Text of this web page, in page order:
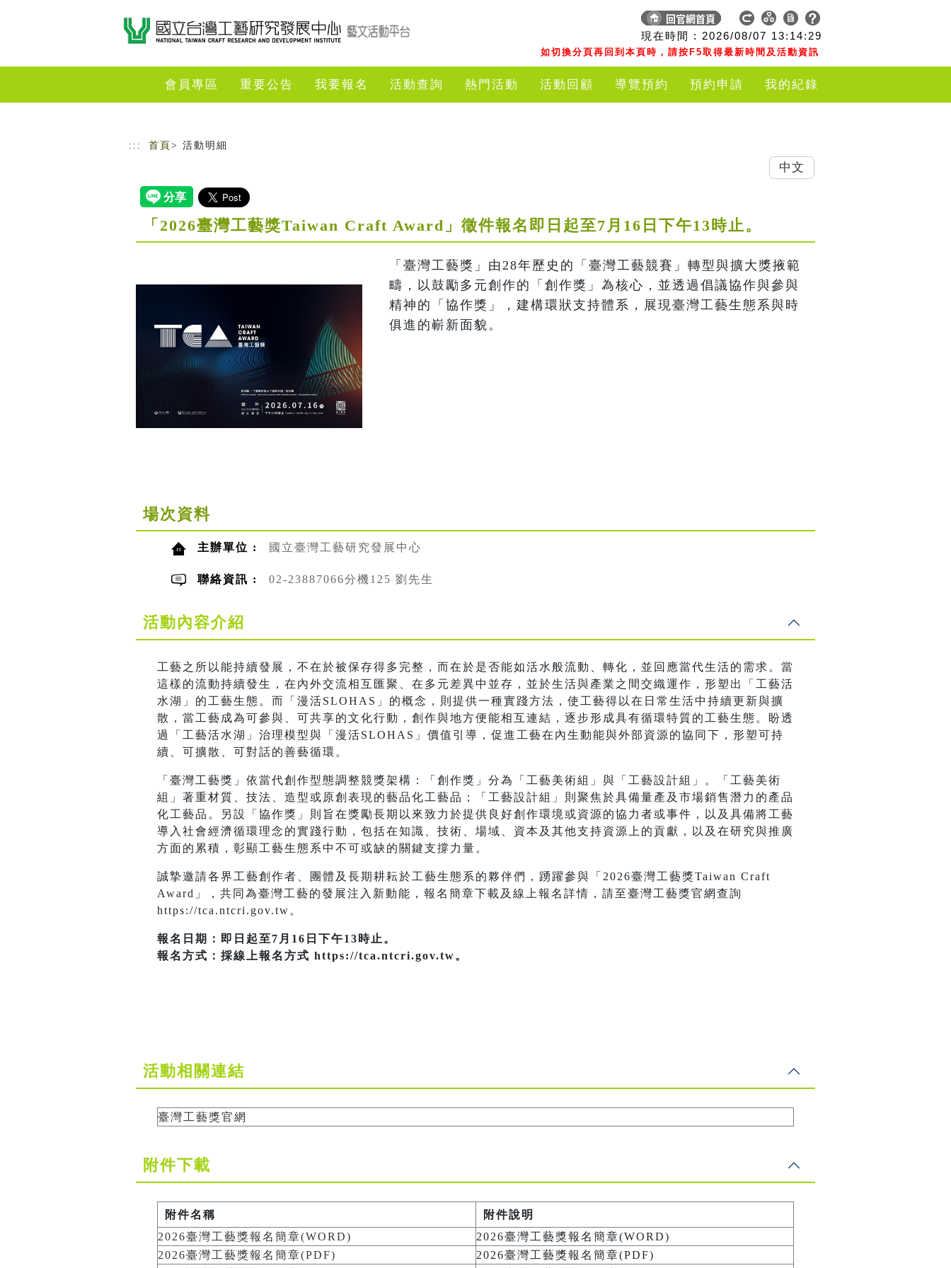
現在時間 : 2026/08/07 13:14:29
如切換分頁再回到本頁時，請按F5取得最新時間及活動資訊
會員專區 重要公告 我要報名 活動查詢 熱門活動 活動回顧 導覽預約 預約申請 我的紀錄
::: 首頁 > 活動明細
「2026臺灣工藝獎Taiwan Craft Award」徵件報名即日起至7月16日下午13時止。
「臺灣工藝獎」由28年歷史的「臺灣工藝競賽」轉型與擴大獎掖範
疇，以鼓勵多元創作的「創作獎」為核心，並透過倡議協作與參與
精神的「協作獎」，建構環狀支持體系，展現臺灣工藝生態系與時
俱進的嶄新面貌。
場次資料
主辦單位 : 國立臺灣工藝研究發展中心
聯絡資訊 : 02-23887066分機125 劉先生
活動內容介紹
工藝之所以能持續發展，不在於被保存得多完整，而在於是否能如活水般流動、轉化，並回應當代生活的需求。當
這樣的流動持續發生，在內外交流相互匯聚、在多元差異中並存，並於生活與產業之間交織運作，形塑出「工藝活
水湖」的工藝生態。而「漫活SLOHAS」的概念，則提供一種實踐方法，使工藝得以在日常生活中持續更新與擴
散，當工藝成為可參與、可共享的文化行動，創作與地方便能相互連結，逐步形成具有循環特質的工藝生態。盼透
過「工藝活水湖」治理模型與「漫活SLOHAS」價值引導，促進工藝在內生動能與外部資源的協同下，形塑可持
續、可擴散、可對話的善藝循環。
「臺灣工藝獎」依當代創作型態調整競獎架構：「創作獎」分為「工藝美術組」與「工藝設計組」。「工藝美術
組」著重材質、技法、造型或原創表現的藝品化工藝品；「工藝設計組」則聚焦於具備量產及市場銷售潛力的產品
化工藝品。另設「協作獎」則旨在獎勵長期以來致力於提供良好創作環境或資源的協力者或事件，以及具備將工藝
導入社會經濟循環理念的實踐行動，包括在知識、技術、場域、資本及其他支持資源上的貢獻，以及在研究與推廣
方面的累積，彰顯工藝生態系中不可或缺的關鍵支撐力量。
誠摯邀請各界工藝創作者、團體及長期耕耘於工藝生態系的夥伴們，踴躍參與「2026臺灣工藝獎Taiwan Craft
Award」，共同為臺灣工藝的發展注入新動能，報名簡章下載及線上報名詳情，請至臺灣工藝獎官網查詢
https://tca.ntcri.gov.tw。
報名日期：即日起至7月16日下午13時止。
報名方式：採線上報名方式 https://tca.ntcri.gov.tw。
活動相關連結
臺灣工藝獎官網
附件下載
附件名稱
附件說明
2026臺灣工藝獎報名簡章(WORD)
2026臺灣工藝獎報名簡章(WORD)
2026臺灣工藝獎報名簡章(PDF)
2026臺灣工藝獎報名簡章(PDF)